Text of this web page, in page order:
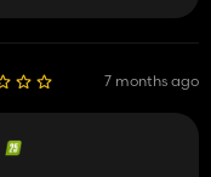
7 months ago